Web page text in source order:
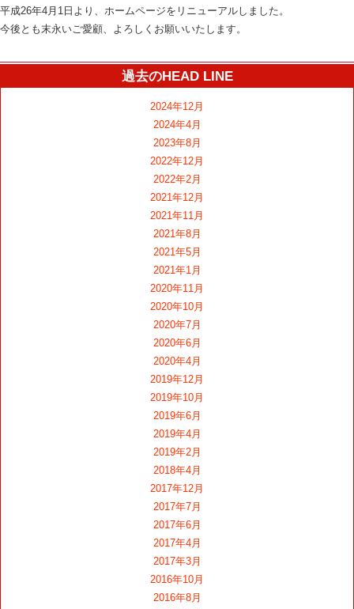
平成26年4月1日より、ホームページをリニューアルしました。
今後とも末永いご愛顧、よろしくお願いいたします。
過去のHEAD LINE
2024年12月
2024年4月
2023年8月
2022年12月
2022年2月
2021年12月
2021年11月
2021年8月
2021年5月
2021年1月
2020年11月
2020年10月
2020年7月
2020年6月
2020年4月
2019年12月
2019年10月
2019年6月
2019年4月
2019年2月
2018年4月
2017年12月
2017年7月
2017年6月
2017年4月
2017年3月
2016年10月
2016年8月